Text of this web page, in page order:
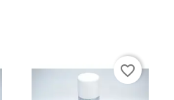
favorite_border